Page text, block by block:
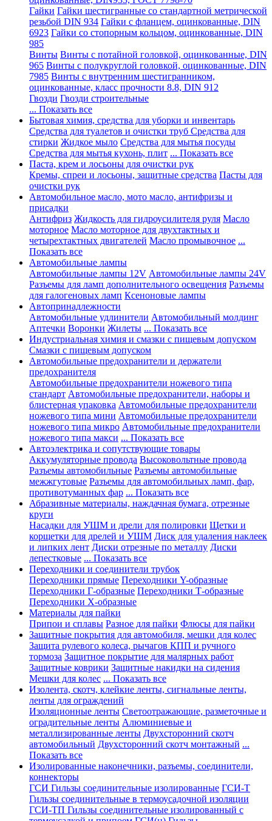
Гайки Гайки шестигранные со стандартной метрической
резьбой DIN 934 Гайки с фланцем, оцинкованные, DIN
6923 Гайки со стопорным кольцом, оцинкованные, DIN
985
Винты Винты с потайной головкой, оцинкованные, DIN
965 Винты с полукруглой головкой, оцинкованные, DIN
7985 Винты с внутренним шестигранником,
оцинкованные, класс прочности 8.8, DIN 912
Гвозди Гвозди строительные
... Показать все
Бытовая химия, средства для уборки и инвентарь
Средства для туалетов и очистки труб Средства для
стирки Жидкое мыло Средства для мытья посуды
Средства для мытья кухонь, плит ... Показать все
Паста, крем и лосьоны для очистки рук
Кремы, спреи и лосьоны, защитные средства Пасты для
очистки рук
Автомобильное масло, мото масло, антифризы и
присадки
Антифриз Жидкость для гидроусилителя руля Масло
моторное Масло моторное для двухтактных и
четырехтактных двигателей Масло промывочное ...
Показать все
Автомобильные лампы
Автомобильные лампы 12V Автомобильные лампы 24V
Разъемы для ламп дополнительного освещения Разъемы
для галогеновых ламп Ксеноновые лампы
Автопринадлежности
Автомобильные удлинители Автомобильный молдинг
Аптечки Воронки Жилеты ... Показать все
Индустриальная химия и смазки с пищевым допуском
Смазки с пищевым допуском
Автомобильные предохранители и держатели
предохранителя
Автомобильные предохранители ножевого типа
стандарт Автомобильные предохранители, наборы и
блистерная упаковка Автомобильные предохранители
ножевого типа мини Автомобильные предохранители
ножевого типа микро Автомобильные предохранители
ножевого типа макси ... Показать все
Автоэлектрика и сопутствующие товары
Аккумуляторные провода Высоковольтные провода
Разъемы автомобильные Разъемы автомобильные
межжгутовые Разъемы для автомобильных ламп, фар,
противотуманных фар ... Показать все
Абразивные материалы, наждачная бумага, отрезные
круги
Насадки для УШМ и дрели для полировки Щетки и
корщетки для дрелей и УШМ Диск для удаления наклеек
и липких лент Диски отрезные по металлу Диски
лепестковые ... Показать все
Переходники и соединители трубок
Переходники прямые Переходники Y-образные
Переходники Г-образные Переходники Т-образные
Переходники Х-образные
Материалы для пайки
Припои и сплавы Разное для пайки Флюсы для пайки
Защитные покрытия для автомобиля, мешки для колес
Защита рулевого колеса, рычагов КПП и ручного
тормоза Защитное покрытие для малярных работ
Защитные коврики Защитные накидки на сидения
Мешки для колес ... Показать все
Изолента, скотч, клейкие ленты, сигнальные ленты,
ленты для ограждений
Изоляционные ленты Светоотражающие, разметочные и
оградительные ленты Алюминиевые и
металлизированные ленты Двухсторонний скотч
автомобильный Двухсторонний скотч монтажный ...
Показать все
Изолированные наконечники, разъемы, соединители,
коннекторы
ГСИ Гильзы соединительные изолированные ГСИ-Т
Гильзы соединительные в термоусадочной изоляции
ГСИ-ТП Гильзы соединительные изолированный с